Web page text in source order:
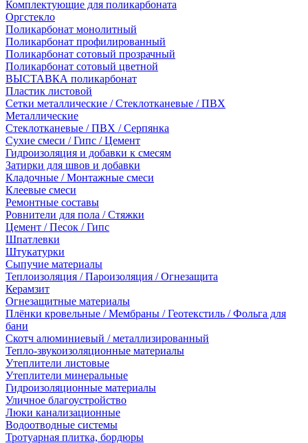
Комплектующие для поликарбоната
Оргстекло
Поликарбонат монолитный
Поликарбонат профилированный
Поликарбонат сотовый прозрачный
Поликарбонат сотовый цветной
ВЫСТАВКА поликарбонат
Пластик листовой
Сетки металлические / Стеклотканевые / ПВХ
Металлические
Стеклотканевые / ПВХ / Серпянка
Сухие смеси / Гипс / Цемент
Гидроизоляция и добавки к смесям
Затирки для швов и добавки
Кладочные / Монтажные смеси
Клеевые смеси
Ремонтные составы
Ровнители для пола / Стяжки
Цемент / Песок / Гипс
Шпатлевки
Штукатурки
Сыпучие материалы
Теплоизоляция / Пароизоляция / Огнезащита
Керамзит
Огнезащитные материалы
Плёнки кровельные / Мембраны / Геотекстиль / Фольга для
бани
Скотч алюминиевый / металлизированный
Тепло-звукоизоляционные материалы
Утеплители листовые
Утеплители минеральные
Гидроизоляционные материалы
Уличное благоустройство
Люки канализационные
Водоотводные системы
Тротуарная плитка, бордюры